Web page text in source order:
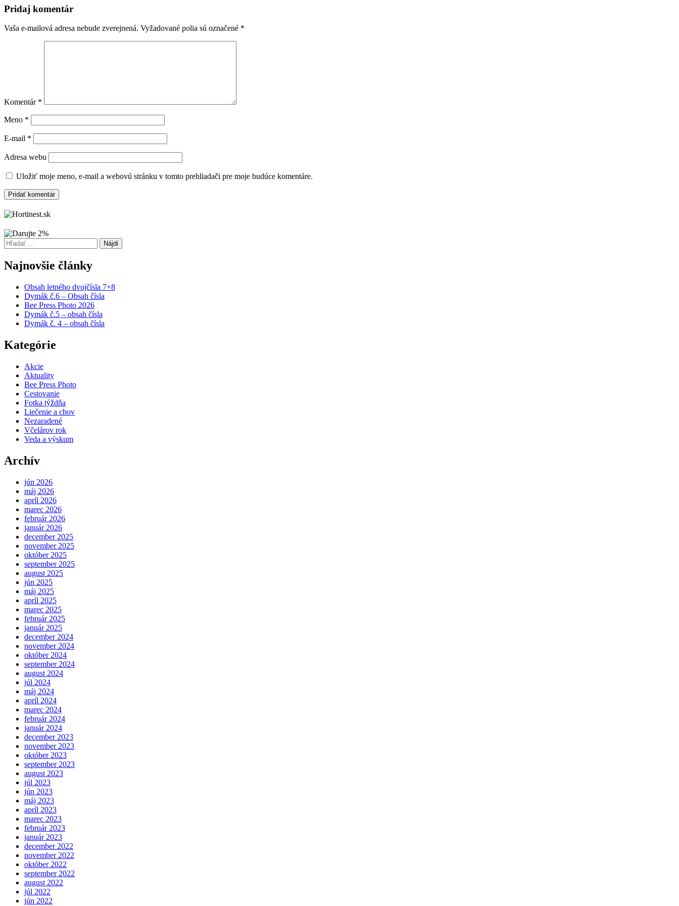
Pridaj komentár
Vaša e-mailová adresa nebude zverejnená. Vyžadované polia sú označené *
Komentár *
Meno *
E-mail *
Adresa webu
Uložiť moje meno, e-mail a webovú stránku v tomto prehliadači pre moje budúce komentáre.
Hľadať:
Najnovšie články
Obsah letného dvojčísla 7+8
Dymák č.6 – Obsah čísla
Bee Press Photo 2026
Dymák č.5 – obsah čísla
Dymák č. 4 – obsah čísla
Kategórie
Akcie
Aktuality
Bee Press Photo
Cestovanie
Fotka týždňa
Liečenie a chov
Nezaradené
Včelárov rok
Veda a výskum
Archív
jún 2026
máj 2026
apríl 2026
marec 2026
február 2026
január 2026
december 2025
november 2025
október 2025
september 2025
august 2025
jún 2025
máj 2025
apríl 2025
marec 2025
február 2025
január 2025
december 2024
november 2024
október 2024
september 2024
august 2024
júl 2024
máj 2024
apríl 2024
marec 2024
február 2024
január 2024
december 2023
november 2023
október 2023
september 2023
august 2023
júl 2023
jún 2023
máj 2023
apríl 2023
marec 2023
február 2023
január 2023
december 2022
november 2022
október 2022
september 2022
august 2022
júl 2022
jún 2022